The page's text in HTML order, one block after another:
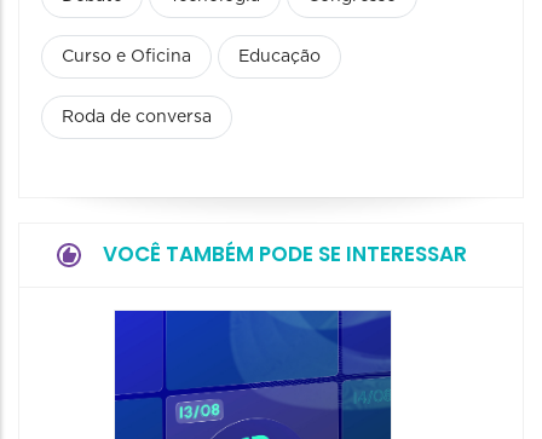
Curso e Oficina Educação
Roda de conversa
VOCÊ TAMBÉM PODE SE INTERESSAR